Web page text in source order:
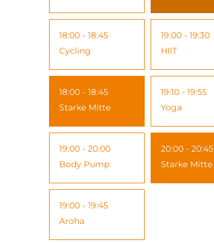
18:00 - 18:45
Cycling
18:00 - 18:45
Starke Mitte
19:00 - 20:00
Body Pump
19:00 - 19:45
Aroha
19:00 - 19:30
HIIT
19:10 - 19:55
Yoga
20:00 - 20:45
Starke Mitte